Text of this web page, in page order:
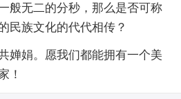
般无二的分秒，那么是否可称
民族文化的代代相传？
婵娟。愿我们都能拥有一个美
！